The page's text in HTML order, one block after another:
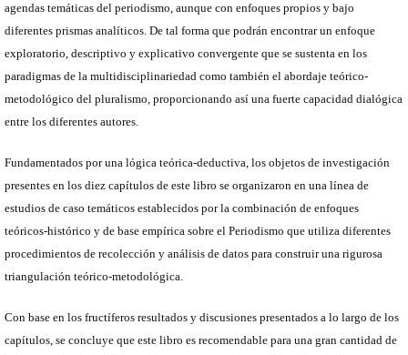
agendas temáticas del periodismo, aunque con enfoques propios y bajo
diferentes prismas analíticos. De tal forma que podrán encontrar un enfoque
exploratorio, descriptivo y explicativo convergente que se sustenta en los
paradigmas de la multidisciplinariedad como también el abordaje teórico-
metodológico del pluralismo, proporcionando así una fuerte capacidad dialógica
entre los diferentes autores.
Fundamentados por una lógica teórica-deductiva, los objetos de investigación
presentes en los diez capítulos de este libro se organizaron en una línea de
estudios de caso temáticos establecidos por la combinación de enfoques
teóricos-histórico y de base empírica sobre el Periodismo que utiliza diferentes
procedimientos de recolección y análisis de datos para construir una rigurosa
triangulación teórico-metodológica.
Con base en los fructíferos resultados y discusiones presentados a lo largo de los
capítulos, se concluye que este libro es recomendable para una gran cantidad de